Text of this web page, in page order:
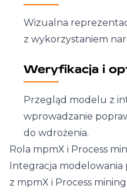
Wizualna
z wykorzystaniem
Weryfikacja i
Przegląd modelu z
wprowadzanie
do wdrożenia.
Rola mpmX i Process
Integracja modelowania
z mpmX i Process mining